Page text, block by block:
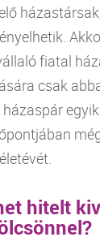
fiatal
csak
házaspár
hitelt